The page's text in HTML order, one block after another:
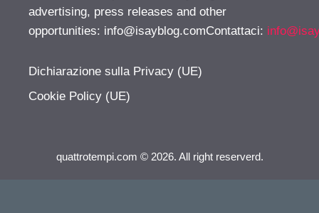
advertising, press releases and other
opportunities: info@isayblog.comContattaci:
Dichiarazione sulla Privacy (UE)
Cookie Policy (UE)
quattrotempi.com © 2026. All right reserverd.